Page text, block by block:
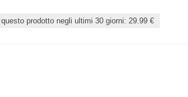
prodotto negli ultimi 30 giorni: 29.99 €